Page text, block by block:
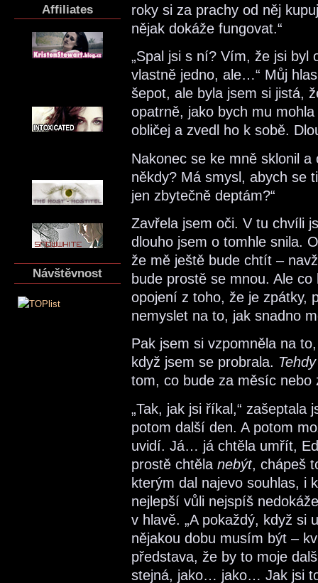
Affiliates
Návštěvnost
roky si za prachy od něj
nějak dokáže fungovat.“
„Spal jsi s ní? Vím, že jsi byl
vlastně jedno, ale…“ Můj
šepot, ale byla jsem si jistá,
opatrně, jako bych mu
obličej a zvedl ho k sobě.
Nakonec se ke mně sklonil
někdy? Má smysl, abych se
jen zbytečně deptám?“
Zavřela jsem oči. V tu chvíli
dlouho jsem o tomhle snila.
že mě ještě bude chtít –
bude prostě se mnou. Ale
opojení z toho, že je zpátky,
nemyslet na to, jak snadno
Pak jsem si vzpomněla na
když jsem se probrala. Tehdy
tom, co bude za měsíc nebo
„Tak, jak jsi říkal,“ zašeptala
potom další den. A potom
uvidí. Já… já chtěla umřít,
prostě chtěla nebýt, chápeš
kterým dal najevo souhlas, i
nejlepší vůli nejspíš
v hlavě. „A pokaždý, když si
nějakou dobu musím být –
představa, že by to moje
stejná, jako… jako… Jak jsi